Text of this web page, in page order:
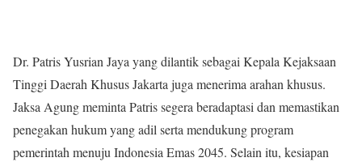
Dr. Patris Yusrian Jaya yang dilantik sebagai Kepala Kejaksaan
Tinggi Daerah Khusus Jakarta juga menerima arahan khusus.
Jaksa Agung meminta Patris segera beradaptasi dan memastikan
penegakan hukum yang adil serta mendukung program
pemerintah menuju Indonesia Emas 2045. Selain itu, kesiapan